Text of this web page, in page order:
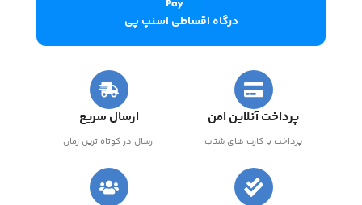
درگاه اقساطی اسنپ پی
پرداخت آنلاین امن
پرداخت با کارت های شتاب
ارسال سریع
ارسال در کوتاه ترین زمان